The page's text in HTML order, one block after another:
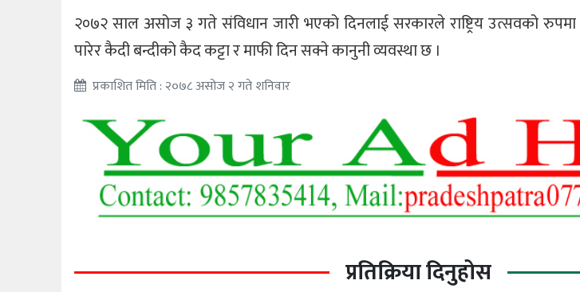
२०७२ साल असोज ३ गते संविधान जारी भएको दिनलाई सरकारले राष्ट्रिय उत्सवको
पारेर कैदी बन्दीको कैद कट्टा र माफी दिन सक्ने कानुनी व्यवस्था छ ।
प्रकाशित मिति : २०७८ असोज २ गते शनिवार
प्रतिक्रिया दिनुहोस